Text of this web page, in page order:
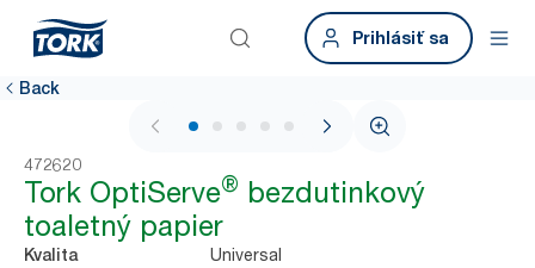
Prihlásiť sa
Back
1 / 5
472620
Tork OptiServe® bezdutinkový
toaletný papier
Kvalita Universal